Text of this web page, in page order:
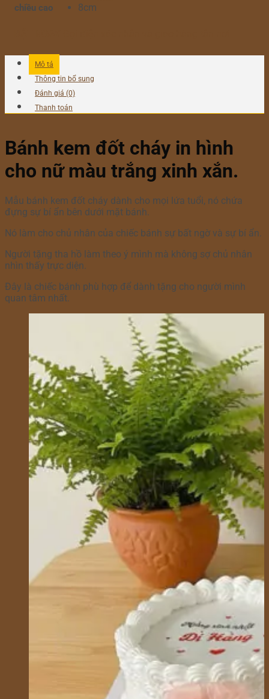
chiều cao 8cm
Mô tả
Thông tin bổ sung
Đánh giá (0)
Thanh toán
Bánh kem đốt cháy in hình
cho nữ màu trắng xinh xắn.
Mẫu bánh kem đốt cháy dành cho mọi lứa tuổi, nó chứa
đựng sự bí ẩn bên dưới mặt bánh.
Nó làm cho chủ nhân của chiếc bánh sự bất ngờ và sự bí ẩn.
Người tặng tha hồ làm theo ý mình mà không sợ chủ nhân
nhìn thấy trực diện.
Đây là chiếc bánh phù hợp để dành tặng cho người mình
quan tâm nhất.